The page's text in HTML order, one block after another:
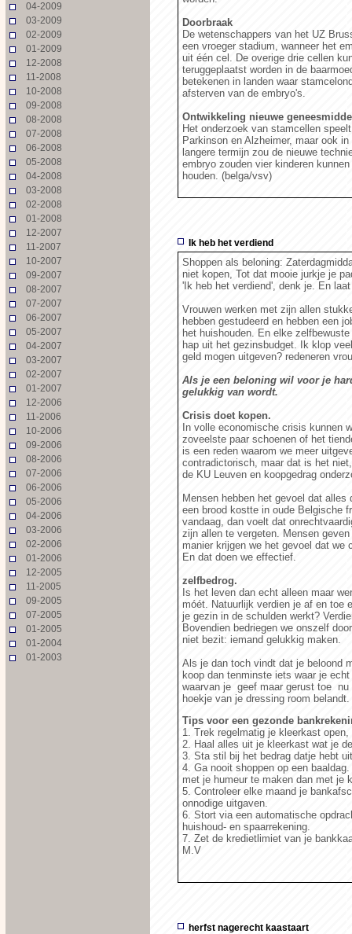
04-2009
03-2009
02-2009
01-2009
12-2008
11-2008
10-2008
09-2008
08-2008
07-2008
06-2008
05-2008
04-2008
03-2008
02-2008
01-2008
12-2007
11-2007
10-2007
09-2007
08-2007
07-2007
06-2007
05-2007
04-2007
03-2007
02-2007
01-2007
12-2006
11-2006
10-2006
09-2006
08-2006
07-2006
06-2006
05-2006
04-2006
03-2006
02-2006
01-2006
12-2005
11-2005
09-2005
07-2005
01-2005
01-2004
01-2003
Doorbraak
De wetenschappers van het UZ
een vroeger stadium, wanneer het
uit één cel. De overige drie cellen
teruggeplaatst worden in de
betekenen in landen waar
afsterven van de embryo's.
Ontwikkeling nieuwe
Het onderzoek van stamcellen
Parkinson en Alzheimer, maar ook
langere termijn zou de nieuwe
embryo zouden vier kinderen
houden. (belga/vsv)
Ik heb het verdiend
Shoppen als beloning:
niet kopen, Tot dat mooie jurkje je
'Ik heb het verdiend', denk je. En
Vrouwen werken met zijn allen
hebben gestudeerd en hebben een
het huishouden. En elke
hap uit het gezinsbudget. Ik klop
geld mogen uitgeven? redeneren
Als je een beloning wil voor je
gelukkig van wordt.
Crisis doet kopen.
In volle economische crisis kunnen
zoveelste paar schoenen of het
is een reden waarom we meer
contradictorisch, maar dat is het
de KU Leuven en koopgedrag
Mensen hebben het gevoel dat alles
een brood kostte in oude Belgische
vandaag, dan voelt dat
zijn allen te vergeten. Mensen
manier krijgen we het gevoel dat we
En dat doen we effectief.
zelfbedrog.
Is het leven dan echt alleen maar
móét. Natuurlijk verdien je af en toe
je gezin in de schulden werkt?
Bovendien bedriegen we onszelf
niet bezit: iemand gelukkig maken.
Als je dan toch vindt dat je beloond
koop dan tenminste iets waar je
waarvan je geef maar gerust toe nu
hoekje van je dressing room belandt.
Tips voor een gezonde
1. Trek regelmatig je kleerkast
2. Haal alles uit je kleerkast wat je
3. Sta stil bij het bedrag datje hebt
4. Ga nooit shoppen op een
met je humeur te maken dan met je
5. Controleer elke maand je
onnodige uitgaven.
6. Stort via een automatische
huishoud- en spaarrekening.
7. Zet de kredietlimiet van je
M.V
herfst nagerecht kaastaart